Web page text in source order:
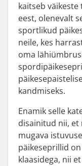
kaitseb
eest, olenevalt
sportlikud
neile, kes
oma
kandmiseks.
Enamik selle
disainitud nii, et
mugava
päikeseprillid
klaasidega, nii